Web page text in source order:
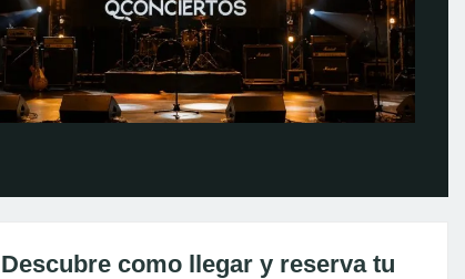
Descubre como llegar y reserva tu